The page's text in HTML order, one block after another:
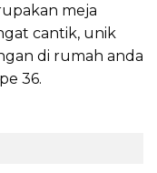
meja
cantik, unik
di rumah anda
36.